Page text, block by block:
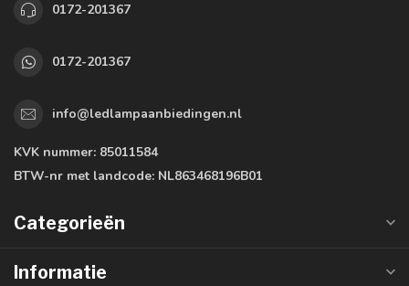
0172-201367
0172-201367
info@ledlampaanbiedingen.nl
KVK nummer: 85011584
BTW-nr met landcode: NL863468196B01
Categorieën
Informatie